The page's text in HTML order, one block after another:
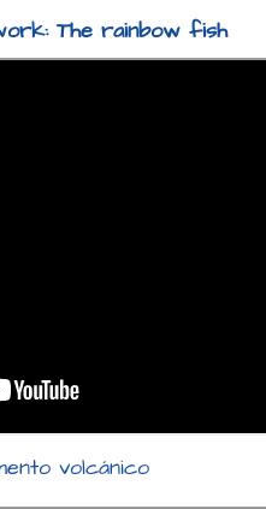
The rainbow fish
volcánico